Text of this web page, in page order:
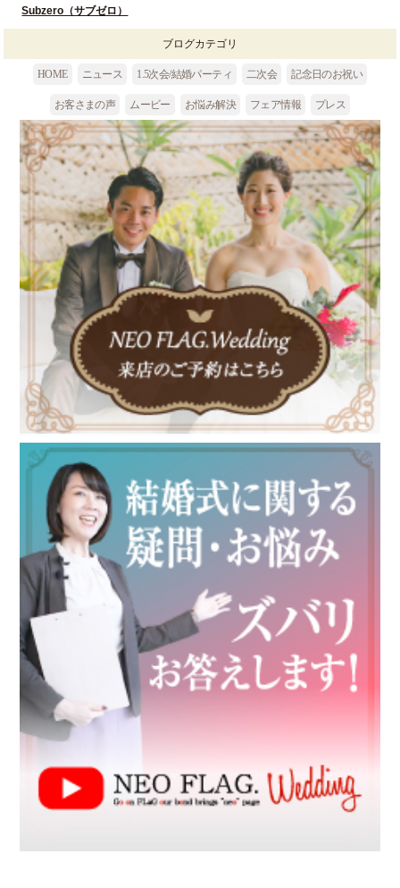
Subzero（サブゼロ）
HOME ニュース 1.5次会/結婚パーティ 二次会 記念日のお祝い
お客さまの声 ムービー お悩み解決 フェア情報 プレス